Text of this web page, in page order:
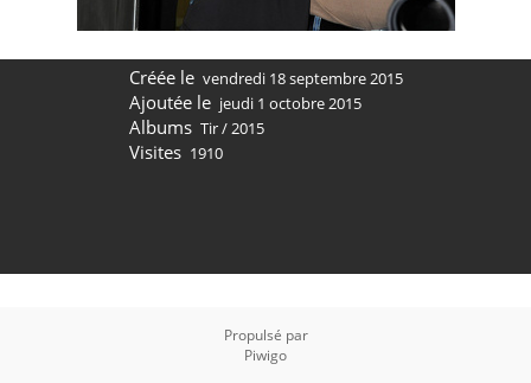
Créée le vendredi 18 septembre 2015
Ajoutée le jeudi 1 octobre 2015
Albums Tir/2015
Visites 1910
Propulsé par
Piwigo